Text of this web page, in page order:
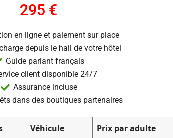
295 €
en ligne et paiement sur place
depuis le hall de votre hôtel
Guide parlant français
client disponible 24/7
Assurance incluse
dans des boutiques partenaires
Véhicule Prix par adulte